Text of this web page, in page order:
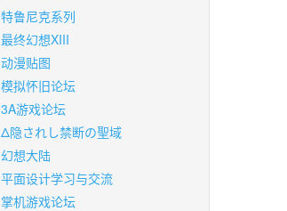
特鲁尼克系列
最终幻想XIII
动漫贴图
模拟怀旧论坛
3A游戏论坛
Δ隐されし禁断の聖域
幻想大陆
平面设计学习与交流
掌机游戏论坛